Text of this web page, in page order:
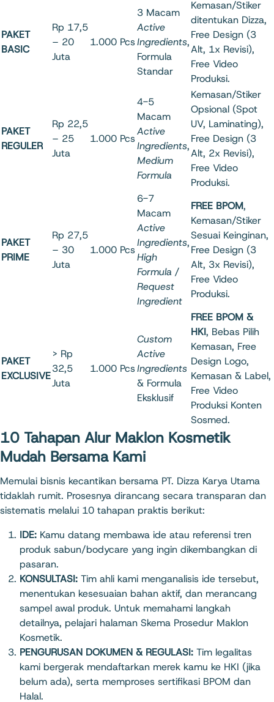
PAKET
BASIC
Rp 17,5
– 20
Juta
1.000 Pcs
3 Macam
Active
Ingredients,
Formula
Standar
Kemasan/Stiker
ditentukan Dizza,
Free Design (3
Alt, 1x Revisi),
Free Video
Produksi.
PAKET
REGULER
Rp 22,5
– 25
Juta
1.000 Pcs
4-5
Macam
Active
Ingredients,
Medium
Formula
Kemasan/Stiker
Opsional (Spot
UV, Laminating),
Free Design (3
Alt, 2x Revisi),
Free Video
Produksi.
PAKET
PRIME
Rp 27,5
– 30
Juta
1.000 Pcs
6-7
Macam
Active
Ingredients,
High
Formula /
Request
Ingredient
FREE BPOM,
Kemasan/Stiker
Sesuai Keinginan,
Free Design (3
Alt, 3x Revisi),
Free Video
Produksi.
PAKET
EXCLUSIVE
> Rp
32,5
Juta
1.000 Pcs
Custom
Active
Ingredients
& Formula
Eksklusif
FREE BPOM &
HKI, Bebas Pilih
Kemasan, Free
Design Logo,
Kemasan & Label,
Free Video
Produksi Konten
Sosmed.
10 Tahapan Alur Maklon Kosmetik
Mudah Bersama Kami
Memulai bisnis kecantikan bersama PT. Dizza Karya Utama
tidaklah rumit. Prosesnya dirancang secara transparan dan
sistematis melalui 10 tahapan praktis berikut:
IDE: Kamu datang membawa ide atau referensi tren
produk sabun/bodycare yang ingin dikembangkan di
pasaran.
KONSULTASI: Tim ahli kami menganalisis ide tersebut,
menentukan kesesuaian bahan aktif, dan merancang
sampel awal produk. Untuk memahami langkah
detailnya, pelajari halaman Skema Prosedur Maklon
Kosmetik.
PENGURUSAN DOKUMEN & REGULASI: Tim legalitas
kami bergerak mendaftarkan merek kamu ke HKI (jika
belum ada), serta memproses sertifikasi BPOM dan
Halal.